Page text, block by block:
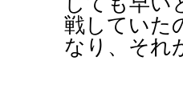
戦していた
なり、それ